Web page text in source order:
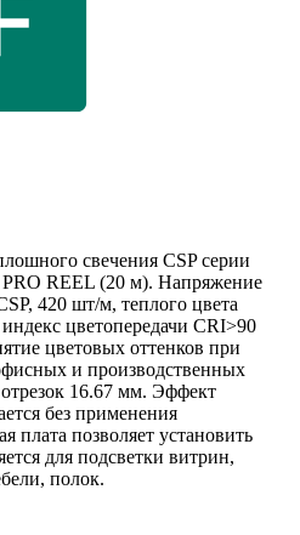
свечения CSP серии
REEL (20 м). Напряжение
420 шт/м, теплого цвета
цветопередачи CRI>90
цветовых оттенков при
и производственных
16.67 мм. Эффект
без применения
плата позволяет установить
для подсветки витрин,
полок.